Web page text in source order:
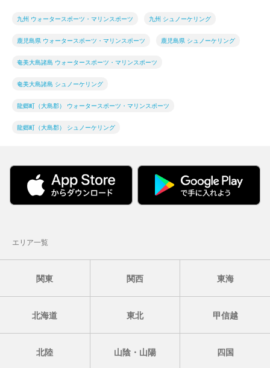
九州 ウォータースポーツ・マリンスポーツ 九州 シュノーケリング
鹿児島県 ウォータースポーツ・マリンスポーツ 鹿児島県 シュノーケリング
奄美大島諸島 ウォータースポーツ・マリンスポーツ
奄美大島諸島 シュノーケリング
龍郷町（大島郡） ウォータースポーツ・マリンスポーツ
龍郷町（大島郡） シュノーケリング
エリア一覧
関東 関西 東海
北海道 東北 甲信越
北陸 山陰・山陽 四国